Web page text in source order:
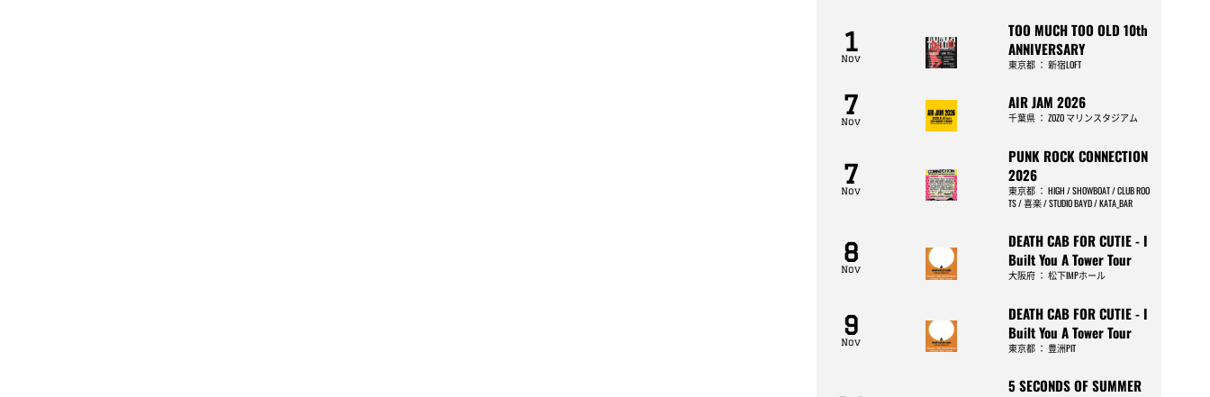
1
Nov
TOO MUCH TOO OLD 10th
ANNIVERSARY
東京都： 新宿LOFT
7
Nov
AIR JAM 2026
千葉県： ZOZO マリンスタジアム
7
Nov
PUNK ROCK CONNECTION
2026
東京都： HIGH / SHOWBOAT / CLUB ROO
TS / 喜楽 / STUDIO BAYD / KATA_BAR
8
Nov
DEATH CAB FOR CUTIE - I
Built You A Tower Tour
大阪府： 松下IMPホール
9
Nov
DEATH CAB FOR CUTIE - I
Built You A Tower Tour
東京都： 豊洲PIT
5 SECONDS OF SUMMER